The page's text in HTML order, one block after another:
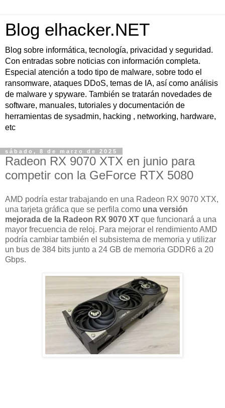
Blog elhacker.NET
Blog sobre informática, tecnología, privacidad y seguridad.
Con entradas sobre noticias con información completa.
Especial atención a todo tipo de malware, sobre todo el
ransomware, ataques DDoS, temas de IA, así como análisis
de malware y spyware. También se tratarán novedades de
software, manuales, tutoriales y documentación de
herramientas de sysadmin, hacking , networking, hardware,
etc
sábado, 8 de marzo de 2025
Radeon RX 9070 XTX en junio para
competir con la GeForce RTX 5080
AMD podría estar trabajando en una Radeon RX 9070 XTX,
una tarjeta gráfica que se perfila como una versión
mejorada de la Radeon RX 9070 XT que funcionará a una
mayor frecuencia de reloj. Para mejorar el rendimiento AMD
podría cambiar también el subsistema de memoria y utilizar
un bus de 384 bits junto a 24 GB de memoria GDDR6 a 20
Gbps.